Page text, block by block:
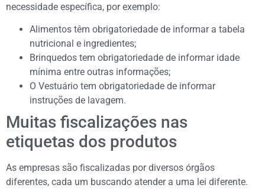
necessidade específica, por exemplo:
Alimentos têm obrigatoriedade de informar a tabela
nutricional e ingredientes;
Brinquedos tem obrigatoriedade de informar idade
mínima entre outras informações;
O Vestuário tem obrigatoriedade de informar
instruções de lavagem.
Muitas fiscalizações nas
etiquetas dos produtos
As empresas são fiscalizadas por diversos órgãos
diferentes, cada um buscando atender a uma lei diferente.